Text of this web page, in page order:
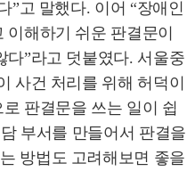
”고 말했다. 이어 “장애인
해하기 쉬운 판결문이
다”라고 덧붙였다. 서울중
사건 처리를 위해 허덕이
판결문을 쓰는 일이 쉽
부서를 만들어서 판결을
방법도 고려해보면 좋을